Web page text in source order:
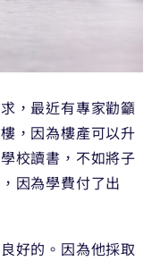
，最近有專家勸籲
，因為樓產可以升
校讀書，不如將子
因為學費付了出
好的。因為他採取